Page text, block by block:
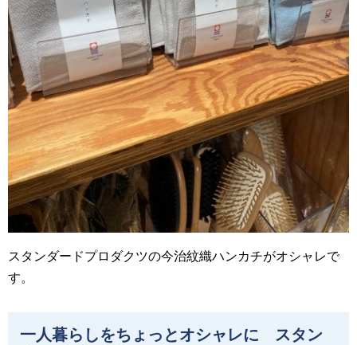
スタンダードプロダクツの今治紋織ハンカチがオシャレで
す。
一人暮らしをちょっとオシャレに スタン